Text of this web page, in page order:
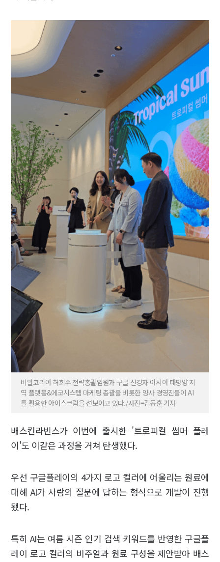
비알코리아 허희수 전략총괄임원과 구글 신경자 아시아 태평양 지
역 플랫폼&에코시스템 마케팅 총괄을 비롯한 양사 경영진들이 AI
를 활용한 아이스크림을 선보이고 있다./사진=김동훈 기자
배스킨라빈스가 이번에 출시한 '트로피컬 썸머 플레
이'도 이같은 과정을 거쳐 탄생했다.
우선 구글플레이의 4가지 로고 컬러에 어울리는 원료에
대해 AI가 사람의 질문에 답하는 형식으로 개발이 진행
됐다.
특히 AI는 여름 시즌 인기 검색 키워드를 반영한 구글플
레이 로고 컬러의 비주얼과 원료 구성을 제안받아 배스